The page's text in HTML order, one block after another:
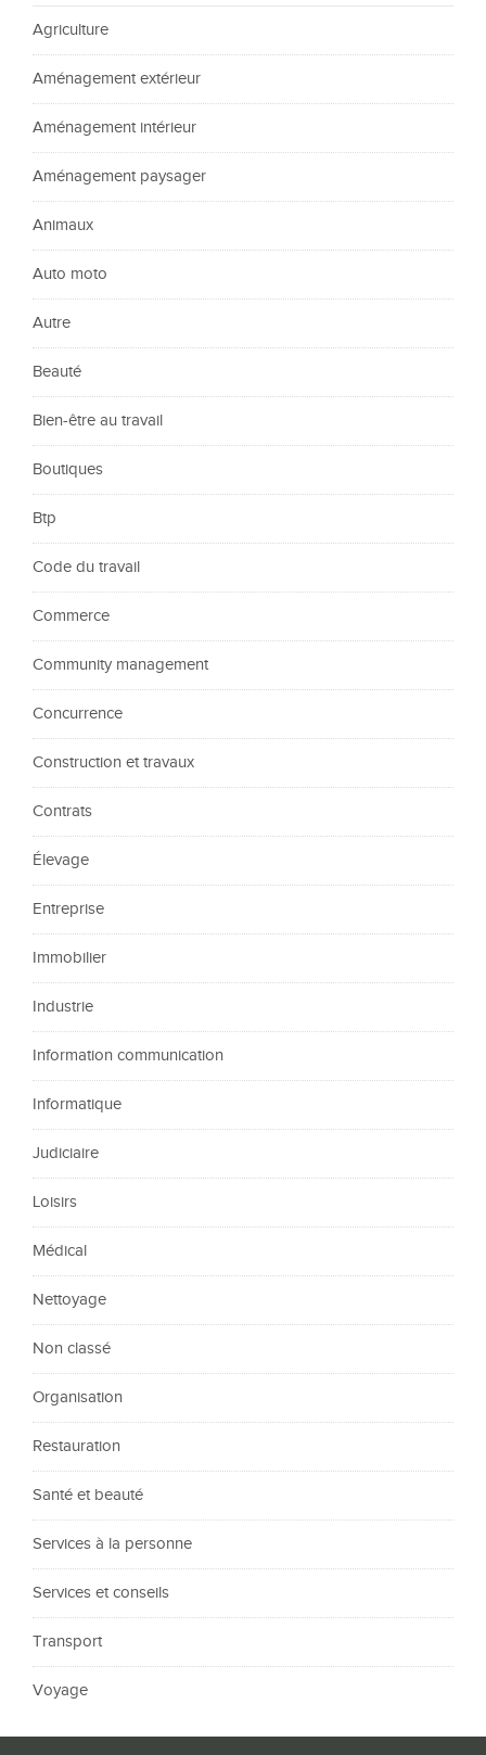
Agriculture
Aménagement extérieur
Aménagement intérieur
Aménagement paysager
Animaux
Auto moto
Autre
Beauté
Bien-être au travail
Boutiques
Btp
Code du travail
Commerce
Community management
Concurrence
Construction et travaux
Contrats
Élevage
Entreprise
Immobilier
Industrie
Information communication
Informatique
Judiciaire
Loisirs
Médical
Nettoyage
Non classé
Organisation
Restauration
Santé et beauté
Services à la personne
Services et conseils
Transport
Voyage